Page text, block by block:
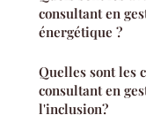
consultant en
énergétique ?
Quelles sont les
consultant en
l'inclusion?